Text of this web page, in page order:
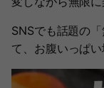
SNSでも話題の
て、お腹いっぱい